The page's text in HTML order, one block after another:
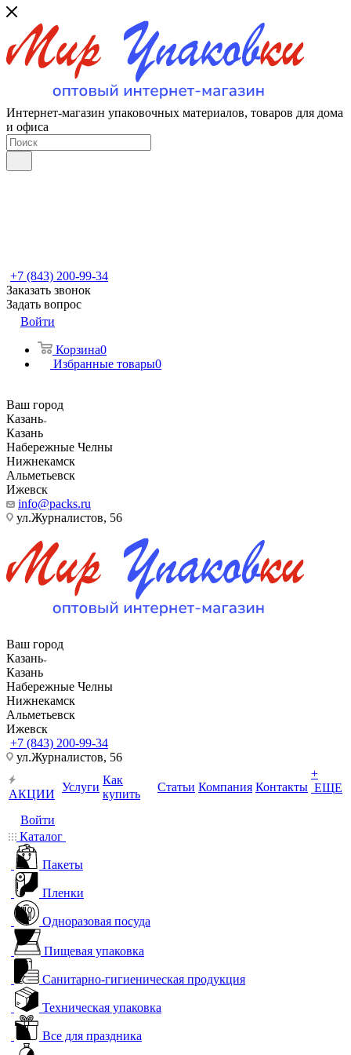
Интернет-магазин упаковочных материалов, товаров для дома
и офиса
+7 (843) 200-99-34
Заказать звонок
Задать вопрос
Войти
Корзина0
Избранные товары0
Ваш город
Казань
Казань
Набережные Челны
Нижнекамск
Альметьевск
Ижевск
info@packs.ru
ул.Журналистов, 56
Ваш город
Казань
Казань
Набережные Челны
Нижнекамск
Альметьевск
Ижевск
+7 (843) 200-99-34
ул.Журналистов, 56
АКЦИИ
Услуги
Как
купить
Статьи Компания Контакты
+
ЕЩЕ
Войти
Каталог
Пакеты
Пленки
Одноразовая посуда
Пищевая упаковка
Санитарно-гигиеническая продукция
Техническая упаковка
Все для праздника